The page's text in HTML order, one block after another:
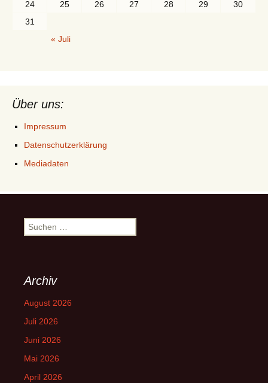
24
25 26 27 28 29
30
31
« Juli
Über uns:
Impressum
Datenschutzerklärung
Mediadaten
Suchen
nach:
Archiv
August 2026
Juli 2026
Juni 2026
Mai 2026
April 2026